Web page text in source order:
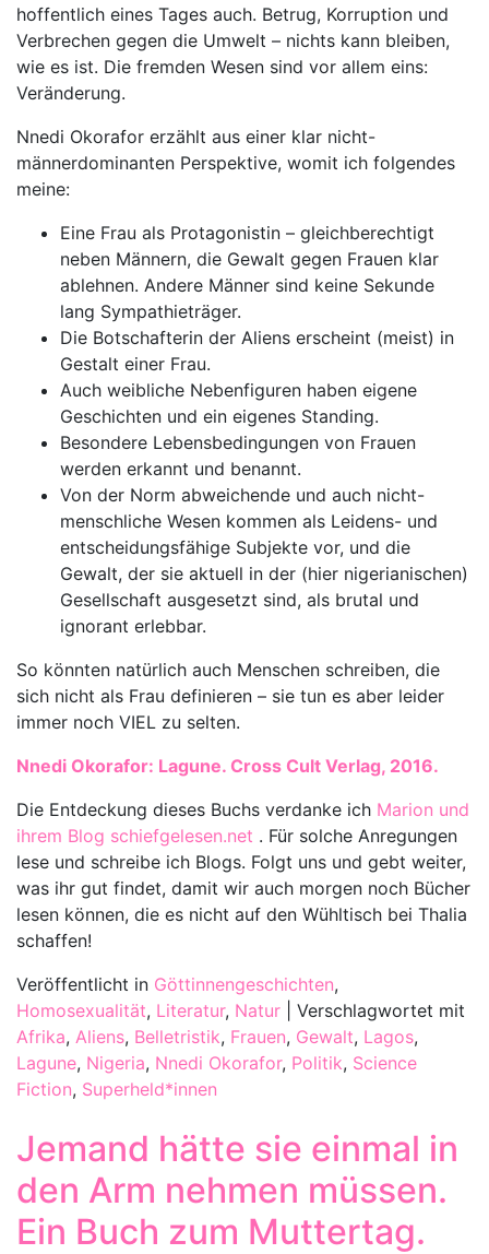
hoffentlich eines Tages auch. Betrug, Korruption und
Verbrechen gegen die Umwelt – nichts kann bleiben,
wie es ist. Die fremden Wesen sind vor allem eins:
Veränderung.
Nnedi Okorafor erzählt aus einer klar nicht-
männerdominanten Perspektive, womit ich folgendes
meine:
Eine Frau als Protagonistin – gleichberechtigt
neben Männern, die Gewalt gegen Frauen klar
ablehnen. Andere Männer sind keine Sekunde
lang Sympathieträger.
Die Botschafterin der Aliens erscheint (meist) in
Gestalt einer Frau.
Auch weibliche Nebenfiguren haben eigene
Geschichten und ein eigenes Standing.
Besondere Lebensbedingungen von Frauen
werden erkannt und benannt.
Von der Norm abweichende und auch nicht-
menschliche Wesen kommen als Leidens- und
entscheidungsfähige Subjekte vor, und die
Gewalt, der sie aktuell in der (hier nigerianischen)
Gesellschaft ausgesetzt sind, als brutal und
ignorant erlebbar.
So könnten natürlich auch Menschen schreiben, die
sich nicht als Frau definieren – sie tun es aber leider
immer noch VIEL zu selten.
Nnedi Okorafor: Lagune. Cross Cult Verlag, 2016.
Die Entdeckung dieses Buchs verdanke ich Marion und
ihrem Blog schiefgelesen.net . Für solche Anregungen
lese und schreibe ich Blogs. Folgt uns und gebt weiter,
was ihr gut findet, damit wir auch morgen noch Bücher
lesen können, die es nicht auf den Wühltisch bei Thalia
schaffen!
Veröffentlicht in Göttinnengeschichten,
Homosexualität, Literatur, Natur
Verschlagwortet mit
Afrika, Aliens, Belletristik, Frauen, Gewalt, Lagos,
Lagune, Nigeria, Nnedi Okorafor, Politik, Science
Fiction, Superheld*innen
Jemand hätte sie einmal in
den Arm nehmen müssen.
Ein Buch zum Muttertag.